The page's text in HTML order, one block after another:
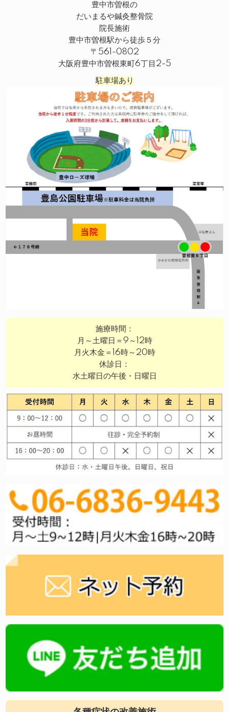
豊中市曽根の
だいまるや鍼灸整骨院
院長施術
豊中市曽根駅から徒歩５分
〒561-0802
大阪府豊中市曽根東町6丁目2-5
駐車場あり
施療時間：
月～土曜日＝9～12時
月火木金＝16時～20時
休診日：
水土曜日の午後・日曜日